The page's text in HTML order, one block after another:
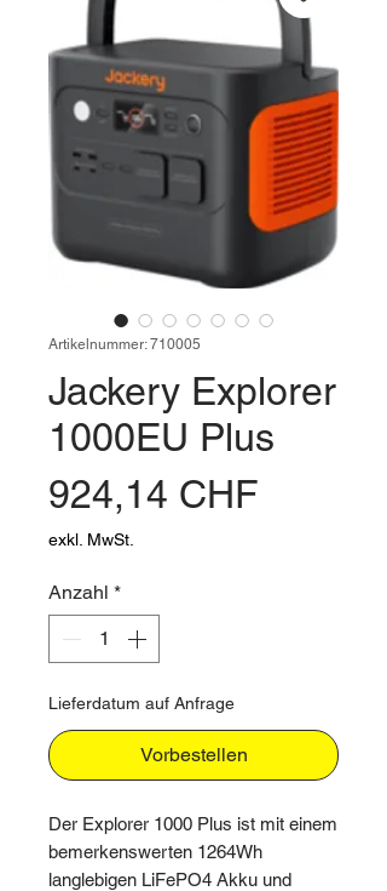
Artikelnummer: 710005
Jackery Explorer
1000EU Plus
924,14 CHF
exkl. MwSt.
Anzahl *
Lieferdatum auf Anfrage
Vorbestellen
Der Explorer 1000 Plus ist mit einem
bemerkenswerten 1264Wh
langlebigen LiFePO4 Akku und